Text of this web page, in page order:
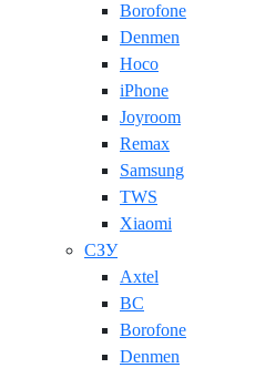
Borofone
Denmen
Hoco
iPhone
Joyroom
Remax
Samsung
TWS
Xiaomi
СЗУ
Axtel
BC
Borofone
Denmen